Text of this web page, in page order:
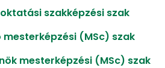
szakképzési szak
(MSc) szak
mesterképzési (MSc) szak